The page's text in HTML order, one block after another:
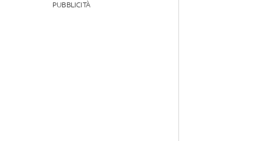
PUBBLICITÀ